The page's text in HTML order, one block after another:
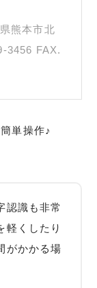
熊本市北
3456 FAX.
単操作♪
認識も非常
軽くしたり
がかかる場